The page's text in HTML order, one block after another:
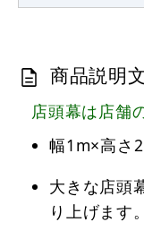
商品説明
店頭幕は店舗
幅1m×高さ
大きな店頭
り上げます。